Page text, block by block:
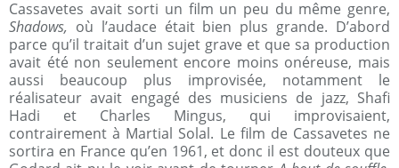
Cassavetes avait sorti un film un peu du même genre,
Shadows, où l’audace était bien plus grande. D’abord
parce qu’il traitait d’un sujet grave et que sa production
avait été non seulement encore moins onéreuse, mais
aussi beaucoup plus improvisée, notamment le
réalisateur avait engagé des musiciens de jazz, Shafi
Hadi et Charles Mingus, qui improvisaient,
contrairement à Martial Solal. Le film de Cassavetes ne
sortira en France qu’en 1961, et donc il est douteux que